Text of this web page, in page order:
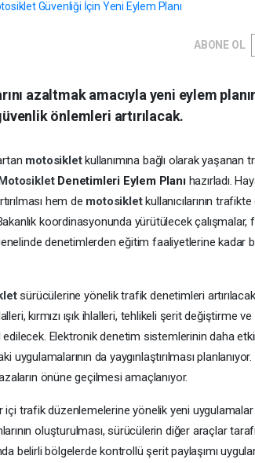
ABONE OL
azaltmak amacıyla yeni eylem
önlemleri artırılacak.
motosikletkullanımına bağlı olarak yaşanan
Denetimleri Eylem Planıhazırladı.
hem de motosikletkullanıcılarının
koordinasyonunda yürütülecek çalışmalar,
denetimlerden eğitim faaliyetlerine kadar
sürücülerine yönelik trafik denetimleri
kırmızı ışık ihlalleri, tehlikeli şerit değiştirme ve
Elektronik denetim sistemlerinin daha
uygulamalarının da yaygınlaştırılması
önüne geçilmesi amaçlanıyor.
içi trafik düzenlemelerine yönelik yeni
oluşturulması, sürücülerin diğer araçlar
belirli bölgelerde kontrollü şerit paylaşımı